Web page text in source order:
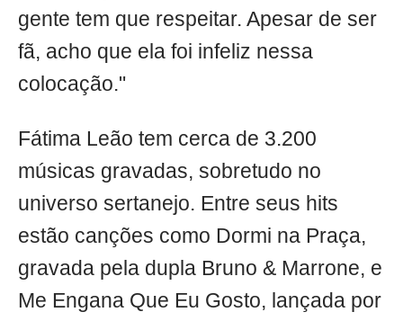
gente tem que respeitar. Apesar de ser
fã, acho que ela foi infeliz nessa
colocação."
Fátima Leão tem cerca de 3.200
músicas gravadas, sobretudo no
universo sertanejo. Entre seus hits
estão canções como Dormi na Praça,
gravada pela dupla Bruno & Marrone, e
Me Engana Que Eu Gosto, lançada por